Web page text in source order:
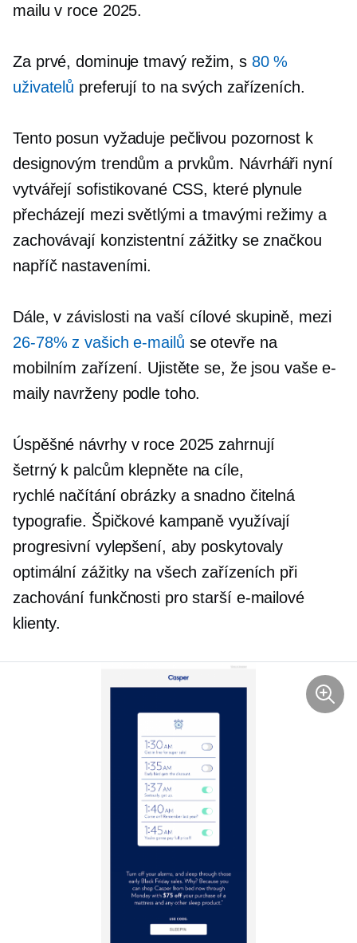
mailu v roce 2025.
Za prvé, dominuje tmavý režim, s 80 %
uživatelů preferují to na svých zařízeních.
Tento posun vyžaduje pečlivou pozornost k
designovým trendům a prvkům. Návrháři nyní
vytvářejí sofistikované CSS, které plynule
přecházejí mezi světlými a tmavými režimy a
zachovávají konzistentní zážitky se značkou
napříč nastaveními.
Dále, v závislosti na vaší cílové skupině, mezi
26-78% z vašich e-mailů se otevře na
mobilním zařízení. Ujistěte se, že jsou vaše e-
maily navrženy podle toho.
Úspěšné návrhy v roce 2025 zahrnují
šetrný k palcům klepněte na cíle,
rychlé načítáníobrázky a snadno čitelná
typografie. Špičkové kampaně využívají
progresivní vylepšení, aby poskytovaly
optimální zážitky na všech zařízeních při
zachování funkčnosti pro starší e-mailové
klienty.